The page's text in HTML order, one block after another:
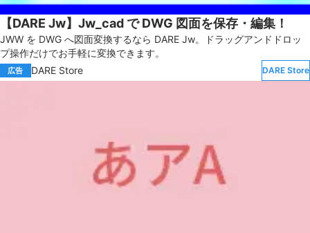
【DARE Jw】Jw_cad で DWG 図面を保存・編集！
JWW を DWG へ図面変換するなら DARE Jw。ドラッグアンドドロッ
プ操作だけでお手軽に変換できます。
広告 DARE Store DARE Store